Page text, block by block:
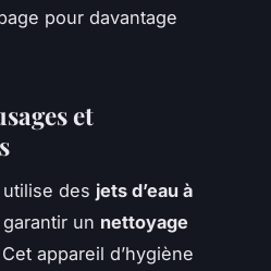
pour davantage
et
utilise des jets d’eau à
un nettoyage
appareil d’hygiène